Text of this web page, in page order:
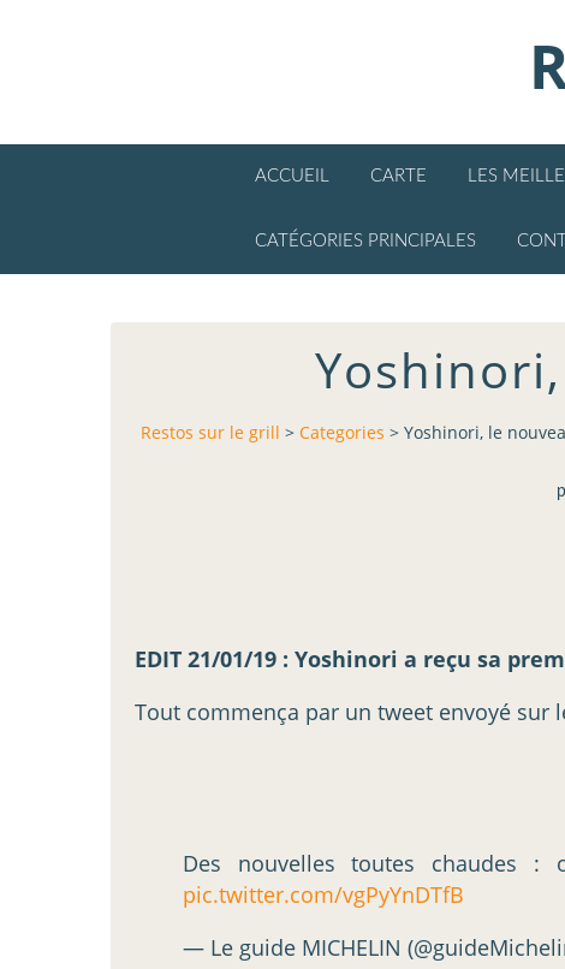
ACCUEIL CARTE LES
CATÉGORIES PRINCIPALES
Restos sur le grill > Categories > Yoshinori, le
EDIT 21/01/19 : Yoshinori a reçu sa
Tout commença par un tweet envoyé sur
Des nouvelles toutes chaudes
pic.twitter.com/vgPyYnDTfB
— Le guide MICHELIN